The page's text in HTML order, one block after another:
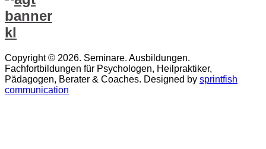
Copyright © 2026. Seminare. Ausbildungen.
Fachfortbildungen für Psychologen, Heilpraktiker,
Pädagogen, Berater & Coaches. Designed by sprintfish
communication